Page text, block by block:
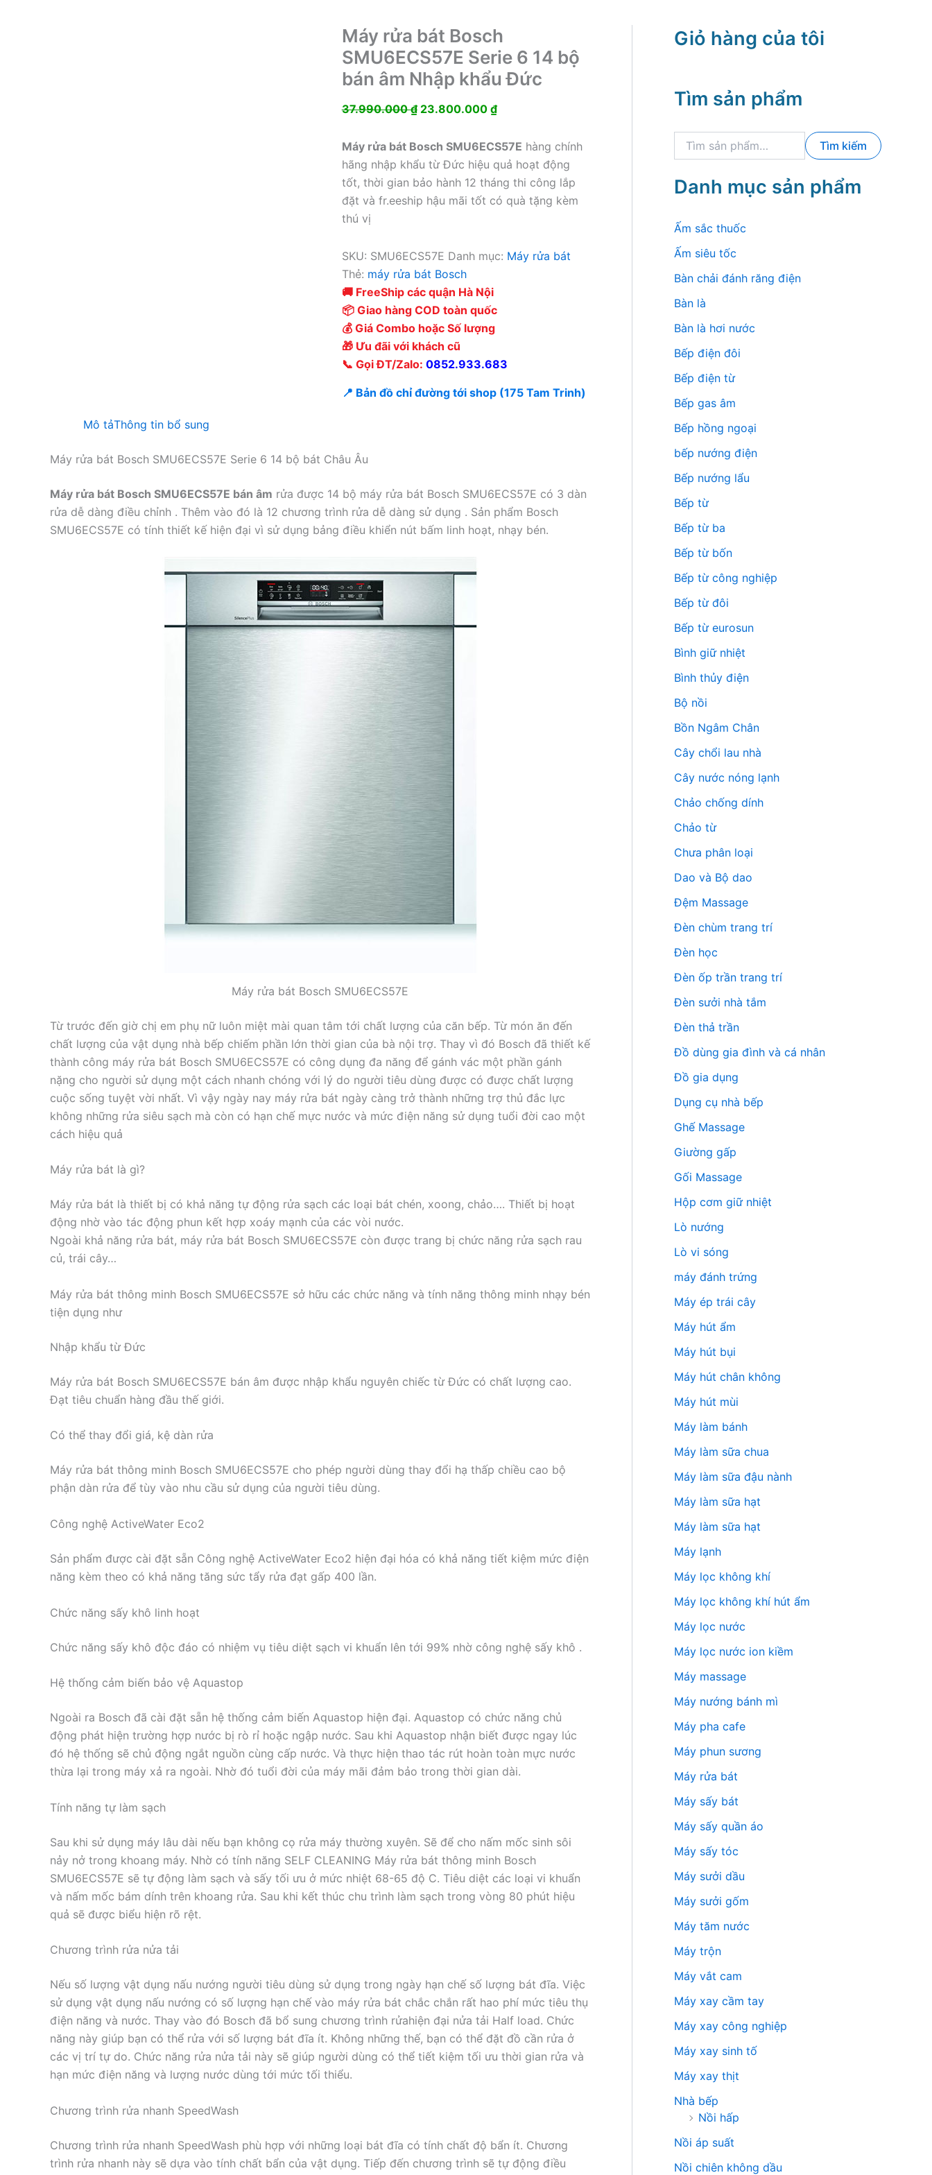
Máy rửa bát Bosch
SMU6ECS57E Serie 6 14 bộ
bán âm Nhập khẩu Đức
37.990.000₫ Giá
là:
37.990.000 ₫.
23.800.000 ₫Giá
tại
là:
23.800.000 ₫.
Máy rửa bát Bosch SMU6ECS57E hàng chính
hãng nhập khẩu từ Đức hiệu quả hoạt động
tốt, thời gian bảo hành 12 tháng thi công lắp
đặt và fr.eeship hậu mãi tốt có quà tặng kèm
thú vị
SKU: SMU6ECS57E Danh mục: Máy rửa bát
Thẻ: máy rửa bát Bosch
🚚 FreeShip các quận Hà Nội
📦 Giao hàng COD toàn quốc
💰 Giá Combo hoặc Số lượng
🎁 Ưu đãi với khách cũ
📞 Gọi ĐT/Zalo: 0852.933.683
📍 Bản đồ chỉ đường tới shop (175 Tam Trinh)
Mô tảThông tin bổ sung
Máy rửa bát Bosch SMU6ECS57E Serie 6 14 bộ bát Châu Âu
Máy rửa bát Bosch SMU6ECS57E bán âm rửa được 14 bộ máy rửa bát Bosch SMU6ECS57E có 3 dàn
rửa dễ dàng điều chỉnh . Thêm vào đó là 12 chương trình rửa dễ dàng sử dụng . Sản phẩm Bosch
SMU6ECS57E có tính thiết kế hiện đại vì sử dụng bảng điều khiển nút bấm linh hoạt, nhạy bén.
Máy rửa bát Bosch SMU6ECS57E
Từ trước đến giờ chị em phụ nữ luôn miệt mài quan tâm tới chất lượng của căn bếp. Từ món ăn đến
chất lượng của vật dụng nhà bếp chiếm phần lớn thời gian của bà nội trợ. Thay vì đó Bosch đã thiết kế
thành công máy rửa bát Bosch SMU6ECS57E có công dụng đa năng để gánh vác một phần gánh
nặng cho người sử dụng một cách nhanh chóng với lý do người tiêu dùng được có được chất lượng
cuộc sống tuyệt vời nhất. Vì vậy ngày nay máy rửa bát ngày càng trở thành những trợ thủ đắc lực
không những rửa siêu sạch mà còn có hạn chế mực nước và mức điện năng sử dụng tuổi đời cao một
cách hiệu quả
Máy rửa bát là gì?
Máy rửa bát là thiết bị có khả năng tự động rửa sạch các loại bát chén, xoong, chảo…. Thiết bị hoạt
động nhờ vào tác động phun kết hợp xoáy mạnh của các vòi nước.
Ngoài khả năng rửa bát, máy rửa bát Bosch SMU6ECS57E còn được trang bị chức năng rửa sạch rau
củ, trái cây…
Máy rửa bát thông minh Bosch SMU6ECS57E sở hữu các chức năng và tính năng thông minh nhạy bén
tiện dụng như
Nhập khẩu từ Đức
Máy rửa bát Bosch SMU6ECS57E bán âm được nhập khẩu nguyên chiếc từ Đức có chất lượng cao.
Đạt tiêu chuẩn hàng đầu thế giới.
Có thể thay đổi giá, kệ dàn rửa
Máy rửa bát thông minh Bosch SMU6ECS57E cho phép người dùng thay đổi hạ thấp chiều cao bộ
phận dàn rửa để tùy vào nhu cầu sử dụng của người tiêu dùng.
Công nghệ ActiveWater Eco2
Sản phẩm được cài đặt sẵn Công nghệ ActiveWater Eco2 hiện đại hóa có khả năng tiết kiệm mức điện
năng kèm theo có khả năng tăng sức tẩy rửa đạt gấp 400 lần.
Chức năng sấy khô linh hoạt
Chức năng sấy khô độc đáo có nhiệm vụ tiêu diệt sạch vi khuẩn lên tới 99% nhờ công nghệ sấy khô .
Hệ thống cảm biến bảo vệ Aquastop
Ngoài ra Bosch đã cài đặt sẵn hệ thống cảm biến Aquastop hiện đại. Aquastop có chức năng chủ
động phát hiện trường hợp nước bị rò rỉ hoặc ngập nước. Sau khi Aquastop nhận biết được ngay lúc
đó hệ thống sẽ chủ động ngắt nguồn cùng cấp nước. Và thực hiện thao tác rút hoàn toàn mực nước
thừa lại trong máy xả ra ngoài. Nhờ đó tuổi đời của máy mãi đảm bảo trong thời gian dài.
Tính năng tự làm sạch
Sau khi sử dụng máy lâu dài nếu bạn không cọ rửa máy thường xuyên. Sẽ để cho nấm mốc sinh sôi
nảy nở trong khoang máy. Nhờ có tính năng SELF CLEANING Máy rửa bát thông minh Bosch
SMU6ECS57E sẽ tự động làm sạch và sấy tối ưu ở mức nhiệt 68-65 độ C. Tiêu diệt các loại vi khuẩn
và nấm mốc bám dính trên khoang rửa. Sau khi kết thúc chu trình làm sạch trong vòng 80 phút hiệu
quả sẽ được biểu hiện rõ rệt.
Chương trình rửa nửa tải
Nếu số lượng vật dụng nấu nướng người tiêu dùng sử dụng trong ngày hạn chế số lượng bát đĩa. Việc
sử dụng vật dụng nấu nướng có số lượng hạn chế vào máy rửa bát chắc chắn rất hao phí mức tiêu thụ
điện năng và nước. Thay vào đó Bosch đã bổ sung chương trình rửahiện đại nửa tải Half load. Chức
năng này giúp bạn có thể rửa với số lượng bát đĩa ít. Không những thế, bạn có thể đặt đồ cần rửa ở
các vị trí tự do. Chức năng rửa nửa tải này sẽ giúp người dùng có thể tiết kiệm tối ưu thời gian rửa và
hạn mức điện năng và lượng nước dùng tới mức tối thiểu.
Chương trình rửa nhanh SpeedWash
Chương trình rửa nhanh SpeedWash phù hợp với những loại bát đĩa có tính chất độ bẩn ít. Chương
trình rửa nhanh này sẽ dựa vào tính chất bẩn của vật dụng. Tiếp đến chương trình sẽ tự động điều
Giỏ hàng của tôi
Tìm sản phẩm
k
m
:
Tìm kiếm
Danh mục sản phẩm
Ấm sắc thuốc
Ấm siêu tốc
Bàn chải đánh răng điện
Bàn là
Bàn là hơi nước
Bếp điện đôi
Bếp điện từ
Bếp gas âm
Bếp hồng ngoại
bếp nướng điện
Bếp nướng lẩu
Bếp từ
Bếp từ ba
Bếp từ bốn
Bếp từ công nghiệp
Bếp từ đôi
Bếp từ eurosun
Bình giữ nhiệt
Bình thủy điện
Bộ nồi
Bồn Ngâm Chân
Cây chổi lau nhà
Cây nước nóng lạnh
Chảo chống dính
Chảo từ
Chưa phân loại
Dao và Bộ dao
Đệm Massage
Đèn chùm trang trí
Đèn học
Đèn ốp trần trang trí
Đèn sưởi nhà tắm
Đèn thả trần
Đồ dùng gia đình và cá nhân
Đồ gia dụng
Dụng cụ nhà bếp
Ghế Massage
Giường gấp
Gối Massage
Hộp cơm giữ nhiệt
Lò nướng
Lò vi sóng
máy đánh trứng
Máy ép trái cây
Máy hút ẩm
Máy hút bụi
Máy hút chân không
Máy hút mùi
Máy làm bánh
Máy làm sữa chua
Máy làm sữa đậu nành
Máy làm sữa hạt
Máy làm sữa hạt
Máy lạnh
Máy lọc không khí
Máy lọc không khí hút ẩm
Máy lọc nước
Máy lọc nước ion kiềm
Máy massage
Máy nướng bánh mì
Máy pha cafe
Máy phun sương
Máy rửa bát
Máy sấy bát
Máy sấy quần áo
Máy sấy tóc
Máy sưởi dầu
Máy sưởi gốm
Máy tăm nước
Máy trộn
Máy vắt cam
Máy xay cầm tay
Máy xay công nghiệp
Máy xay sinh tố
Máy xay thịt
Nhà bếp
Nồi hấp
Nồi áp suất
Nồi chiên không dầu